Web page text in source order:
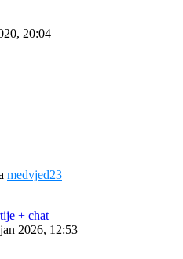
20:04
medvjed23
+ chat
2026, 12:53